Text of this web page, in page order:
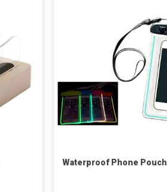
Waterproof Phone Pouch